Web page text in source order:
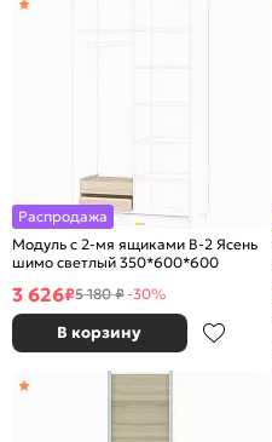
Распродажа
Модуль с 2-мя ящиками B-2 Ясень
шимо светлый 350*600*600
3 626₽5 180 ₽-30%
В корзину